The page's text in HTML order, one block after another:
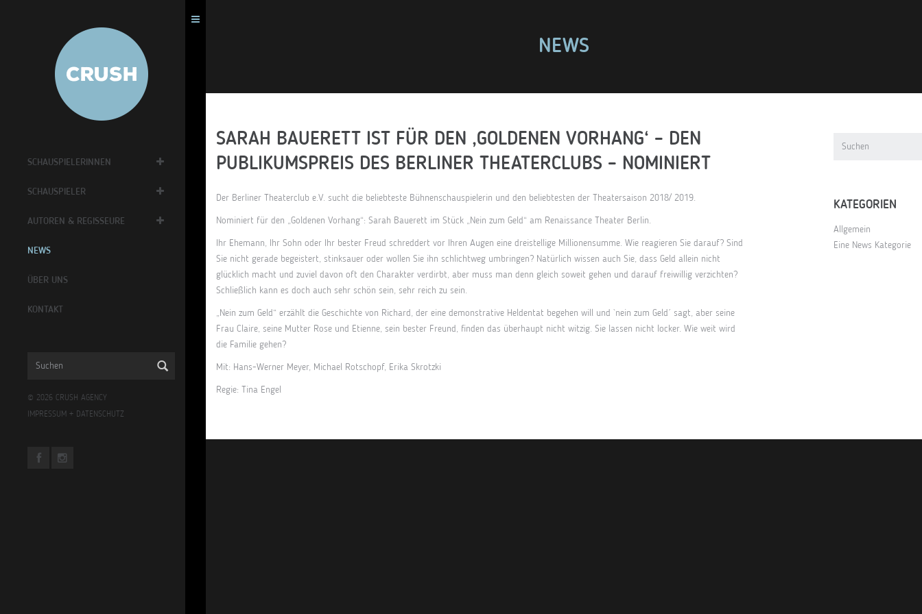
SCHAUSPIELERINNEN
SCHAUSPIELER
AUTOREN & REGISSEURE
NEWS
ÜBER UNS
KONTAKT
© 2026 CRUSH AGENCY
IMPRESSUM + DATENSCHUTZ
NEWS
SARAH BAUERETT IST FÜR DEN ‚GOLDENEN VORHANG‘ – DEN
PUBLIKUMSPREIS DES BERLINER THEATERCLUBS – NOMINIERT
Der Berliner Theaterclub e.V. sucht die beliebteste Bühnenschauspielerin und den beliebtesten der Theatersaison 2018/ 2019.
Nominiert für den „Goldenen Vorhang“: Sarah Bauerett im Stück „Nein zum Geld“ am Renaissance Theater Berlin.
Ihr Ehemann, Ihr Sohn oder Ihr bester Freud schreddert vor Ihren Augen eine dreistellige Millionensumme. Wie reagieren Sie darauf? Sind
Sie nicht gerade begeistert, stinksauer oder wollen Sie ihn schlichtweg umbringen? Natürlich wissen auch Sie, dass Geld allein nicht
glücklich macht und zuviel davon oft den Charakter verdirbt, aber muss man denn gleich soweit gehen und darauf freiwillig verzichten?
Schließlich kann es doch auch sehr schön sein, sehr reich zu sein.
„Nein zum Geld“ erzählt die Geschichte von Richard, der eine demonstrative Heldentat begehen will und `nein zum Geld´ sagt, aber seine
Frau Claire, seine Mutter Rose und Etienne, sein bester Freund, finden das überhaupt nicht witzig. Sie lassen nicht locker. Wie weit wird
die Familie gehen?
Mit: Hans-Werner Meyer, Michael Rotschopf, Erika Skrotzki
Regie: Tina Engel
KATEGORIEN
Allgemein
Eine News Kategorie